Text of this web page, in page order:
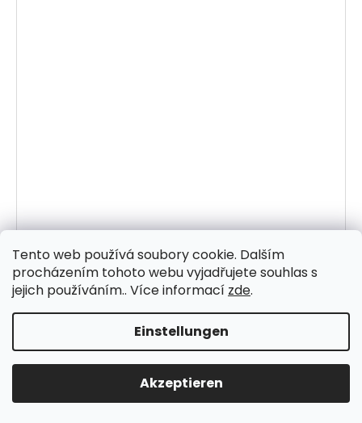
Tento web používá soubory cookie. Dalším
procházením tohoto webu vyjadřujete souhlas s
jejich používáním.. Více informací zde.
Einstellungen
Akzeptieren
Mandala JAIPUR s043
431 Kč
DETAIL